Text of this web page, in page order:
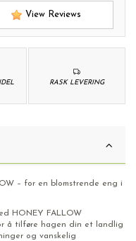
View Reviews
RASK LEVERING
– for en blomstrende eng i
HONEY FALLOW
å tilføre hagen din et landlig
og vanskelig